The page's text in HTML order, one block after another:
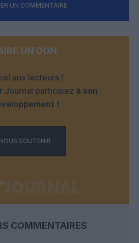
UN COMMENTAIRE
UN DON
aux lecteurs !
Journal participez à son
!
NOUS SOUTENIR
COMMENTAIRES